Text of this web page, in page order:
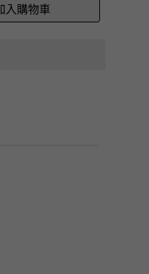
入購物車